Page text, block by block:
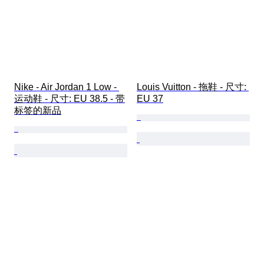
Nike - Air Jordan 1 Low -
运动鞋 - 尺寸: EU 38.5 - 带
标签的新品
Louis Vuitton - 拖鞋 - 尺寸:
EU 37